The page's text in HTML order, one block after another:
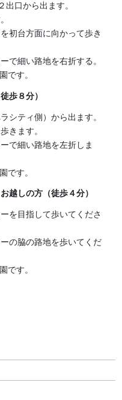
口から出ます。
初台方面に向かって歩き
で細い路地を右折する。
です。
歩８分）
シティ側）から出ます。
きます。
で細い路地を左折しま
です。
越しの方（徒歩４分）
を目指して歩いてくださ
の脇の路地を歩いてくだ
です。